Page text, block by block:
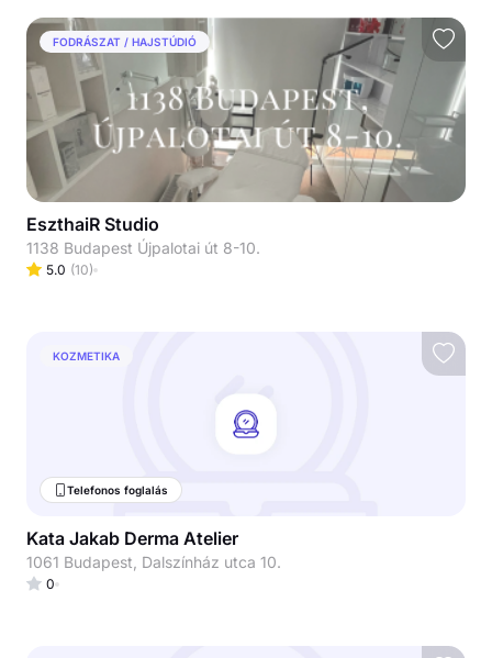
FODRÁSZAT / HAJSTÚDIÓ
EszthaiR Studio
1138 Budapest Újpalotai út 8-10.
5.0 (10)
KOZMETIKA
Telefonos foglalás
Kata Jakab Derma Atelier
1061 Budapest, Dalszínház utca 10.
0